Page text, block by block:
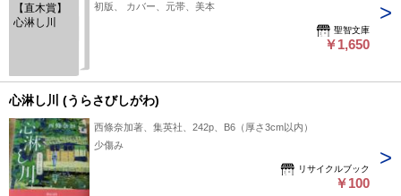
【直木賞】
心淋し川
初版、 カバー、元帯、美本
聖智文庫
￥1,650
心淋し川 (うらさびしがわ)
西條奈加著、集英社、242p、B6（厚さ3cm以内）
少傷み
リサイクルブック
￥100